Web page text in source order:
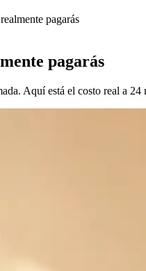
pagarás
pagarás
Aquí está el costo real a